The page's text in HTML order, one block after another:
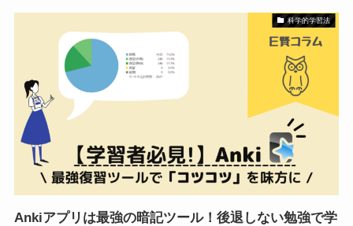
科学的学習法
Ankiアプリは最強の暗記ツール！後退しない勉強で学